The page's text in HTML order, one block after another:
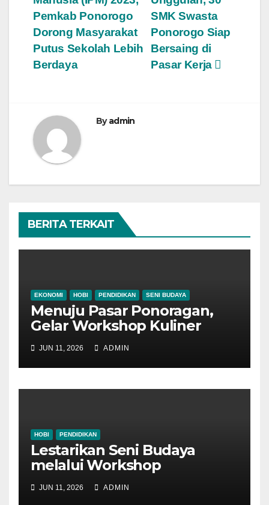
SMK Swasta
Ponorogo Siap
Bersaing di
Pasar Kerja
Pemkab Ponorogo
Dorong Masyarakat
Putus Sekolah Lebih
Berdaya
Byadmin
BERITA TERKAIT
EKONOMI HOBI PENDIDIKAN SENI BUDAYA
Menuju Pasar Ponoragan,
Gelar Workshop Kuliner
Tradisional Ponorogo
JUN 11, 2026 ADMIN
HOBI PENDIDIKAN
Lestarikan Seni Budaya
melalui Workshop
Pertunjukan Tari Tradisional
Ponorogo
JUN 11, 2026 ADMIN